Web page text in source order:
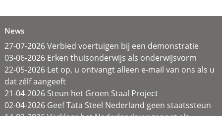
News
27-07-2026 Verbied voertuigen bij een demonstratie
03-06-2026 Erken thuisonderwijs als onderwijsvorm
22-05-2026 Let op, u ontvangt alleen e-mail van ons als u
dat zélf aangeeft
21-04-2026 Steun het Groen Staal Project
02-04-2026 Geef Tata Steel Nederland geen staatssteun